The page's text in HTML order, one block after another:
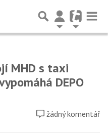
MHD s taxi
DEPO
žádný komentář